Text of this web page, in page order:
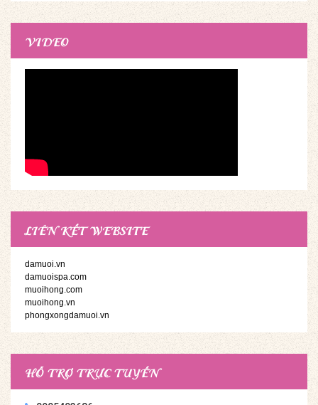
VIDEO
LIÊN KẾT WEBSITE
damuoi.vn
damuoispa.com
muoihong.com
muoihong.vn
phongxongdamuoi.vn
HỖ TRỢ TRỰC TUYẾN